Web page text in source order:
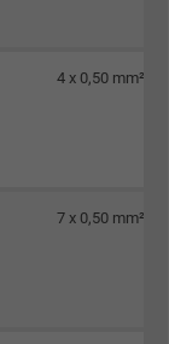
4 x 0,50 mm²
7 x 0,50 mm²